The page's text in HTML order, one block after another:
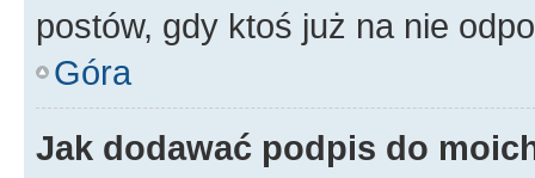
postów, gdy ktoś już na nie
Góra
Jak dodawać podpis do